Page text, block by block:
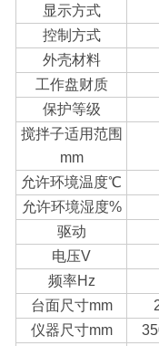
显示方式
控制方式
外壳材料
工作盘财质
保护等级
搅拌子适用范围
mm
允许环境温度℃
允许环境湿度%
驱动
电压V
频率Hz
台面尺寸mm
仪器尺寸mm